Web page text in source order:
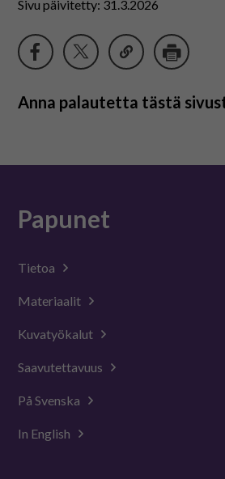
Sivu päivitetty: 31.3.2026
Anna palautetta tästä
Papunet
Tietoa
Materiaalit
Kuvatyökalut
Saavutettavuus
På Svenska
In English